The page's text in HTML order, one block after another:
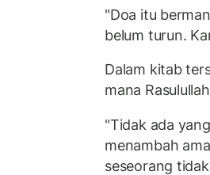
"Doa itu
belum turun.
Dalam kitab
mana
"Tidak ada
menambah
seseorang